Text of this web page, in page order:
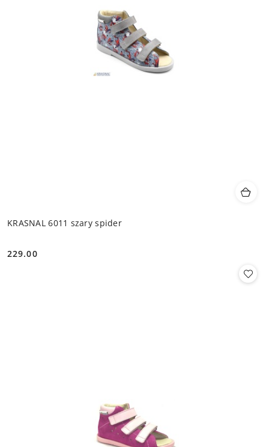
KRASNAL 6011 szary spider
Cena:
229.00